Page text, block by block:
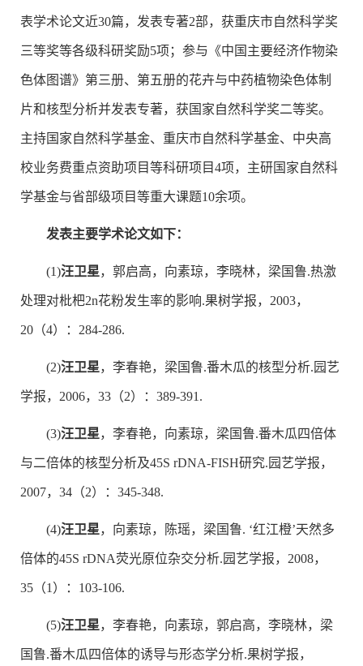
表学术论文近30篇，发表专著2部，获重庆市自然科学奖
三等奖等各级科研奖励5项；参与《中国主要经济作物染
色体图谱》第三册、第五册的花卉与中药植物染色体制
片和核型分析并发表专著，获国家自然科学奖二等奖。
主持国家自然科学基金、重庆市自然科学基金、中央高
校业务费重点资助项目等科研项目4项，主研国家自然科
学基金与省部级项目等重大课题10余项。
发表主要学术论文如下：
(1)汪卫星，郭启高，向素琼，李晓林，梁国鲁.热激
处理对枇杷2n花粉发生率的影响.果树学报，2003，
20（4）：284-286.
(2)汪卫星，李春艳，梁国鲁.番木瓜的核型分析.园艺
学报，2006，33（2）：389-391.
(3)汪卫星，李春艳，向素琼，梁国鲁.番木瓜四倍体
与二倍体的核型分析及45S rDNA-FISH研究.园艺学报，
2007，34（2）：345-348.
(4)汪卫星，向素琼，陈瑶，梁国鲁. ‘红江橙’天然多
倍体的45S rDNA荧光原位杂交分析.园艺学报，2008，
35（1）：103-106.
(5)汪卫星，李春艳，向素琼，郭启高，李晓林，梁
国鲁.番木瓜四倍体的诱导与形态学分析.果树学报，